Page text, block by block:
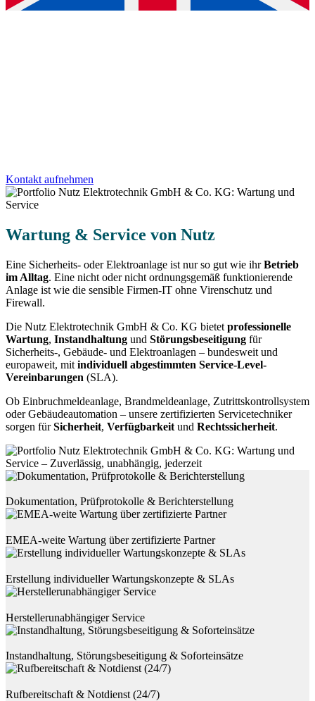
Kontakt aufnehmen
Wartung & Service von Nutz
Eine Sicherheits- oder Elektroanlage ist nur so gut wie ihrBetrieb
im Alltag. Eine nicht oder nicht ordnungsgemäß funktionierende
Anlage ist wie die sensible Firmen-IT ohne Virenschutz und
Firewall.
Die Nutz Elektrotechnik GmbH & Co. KG bietet professionelle
Wartung, Instandhaltung und Störungsbeseitigung für
Sicherheits-, Gebäude- und Elektroanlagen – bundesweit und
europaweit, mit individuell abgestimmten Service-Level-
Vereinbarungen (SLA).
Ob Einbruchmeldeanlage, Brandmeldeanlage, Zutrittskontrollsystem
oder Gebäudeautomation – unsere zertifizierten Servicetechniker
sorgen fürSicherheit, Verfügbarkeit und Rechtssicherheit.
Dokumentation, Prüfprotokolle & Berichterstellung
EMEA-weite Wartung über zertifizierte Partner
Erstellung individueller Wartungskonzepte & SLAs
Herstellerunabhängiger Service
Instandhaltung, Störungsbeseitigung & Soforteinsätze
Rufbereitschaft & Notdienst (24/7)